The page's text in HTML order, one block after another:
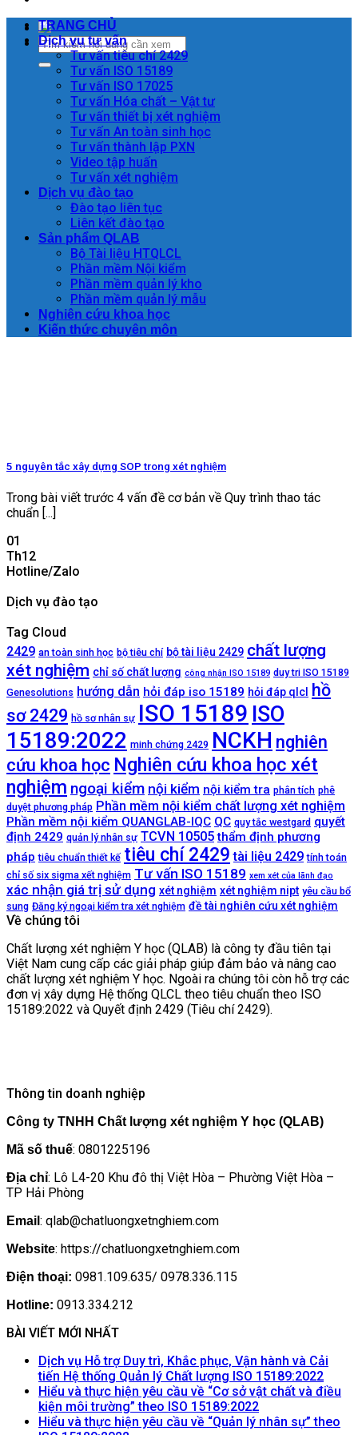
TRANG CHỦ
Dịch vụ tư vấn
Tư vấn tiêu chí 2429
Tư vấn ISO 15189
Tư vấn ISO 17025
Tư vấn Hóa chất – Vật tư
Tư vấn thiết bị xét nghiệm
Tư vấn An toàn sinh học
Tư vấn thành lập PXN
Video tập huấn
Tư vấn xét nghiệm
Dịch vụ đào tạo
Đào tạo liên tục
Liên kết đào tạo
Sản phẩm QLAB
Bộ Tài liệu HTQLCL
Phần mềm Nội kiểm
Phần mềm quản lý kho
Phần mềm quản lý mẫu
Nghiên cứu khoa học
Kiến thức chuyên môn
5 nguyên tắc xây dựng SOP trong xét nghiệm
Trong bài viết trước 4 vấn đề cơ bản về Quy trình thao tác
chuẩn [...]
01
Th12
Hotline/Zalo
Dịch vụ đào tạo
Tag Cloud
2429 an toàn sinh học bộ tiêu chí bộ tài liệu 2429 chất lượng
xét nghiệm chỉ số chất lượng công nhận ISO 15189 duy tri ISO 15189
Genesolutions hướng dẫn hỏi đáp iso 15189 hỏi đáp qlcl hồ
sơ 2429 hồ sơ nhân sự ISO 15189 ISO
15189:2022 minh chứng 2429 NCKH nghiên
cứu khoa học Nghiên cứu khoa học xét
nghiệm ngoại kiểm nội kiểm nội kiểm tra phân tích phê
duyệt phương pháp Phần mềm nội kiểm chất lượng xét nghiệm
Phần mềm nội kiểm QUANGLAB-IQC QC quy tắc westgard quyết
định 2429 quản lý nhân sự TCVN 10505 thẩm định phương
pháp tiêu chuẩn thiết kế tiêu chí 2429 tài liệu 2429 tính toán
chỉ số six sigma xết nghiệm Tư vấn ISO 15189 xem xét của lãnh đạo
xác nhận giá trị sử dụng xét nghiệm xét nghiệm nipt yêu cầu bổ
sung Đăng ký ngoại kiểm tra xét nghiệm đề tài nghiên cứu xét nghiệm
Về chúng tôi
Chất lượng xét nghiệm Y học (QLAB) là công ty đầu tiên tại
Việt Nam cung cấp các giải pháp giúp đảm bảo và nâng cao
chất lượng xét nghiệm Y học. Ngoài ra chúng tôi còn hỗ trợ các
đơn vị xây dựng Hệ thống QLCL theo tiêu chuẩn theo ISO
15189:2022 và Quyết định 2429 (Tiêu chí 2429).
Thông tin doanh nghiệp
Công ty TNHH Chất lượng xét nghiệm Y học (QLAB)
Mã số thuế: 0801225196
Địa chỉ: Lô L4-20 Khu đô thị Việt Hòa – Phường Việt Hòa –
TP Hải Phòng
Email : qlab@chatluongxetnghiem.com
Website: https://chatluongxetnghiem.com
Điện thoại: 0981.109.635/ 0978.336.115
Hotline: 0913.334.212
BÀI VIẾT MỚI NHẤT
Dịch vụ Hỗ trợ Duy trì, Khắc phục, Vận hành và Cải
tiến Hệ thống Quản lý Chất lượng ISO 15189:2022
có
luận
Hiểu và thực hiện yêu cầu về “Cơ sở vật chất và điều
kiện môi trường” theo ISO 15189:2022Không
có
Hiểu và thực hiện yêu cầu về “Quản lý nhân sự” theo